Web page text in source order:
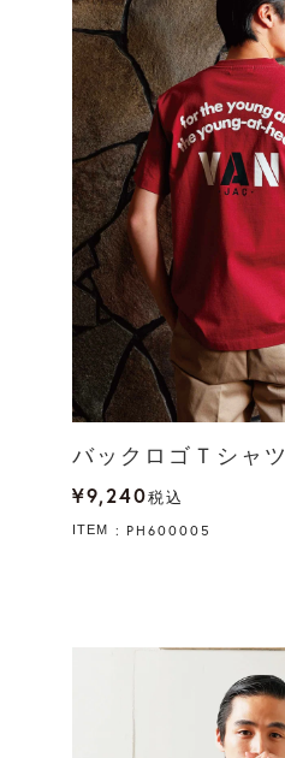
バックロゴＴシャツ
¥9,240税込
ITEM PH600005